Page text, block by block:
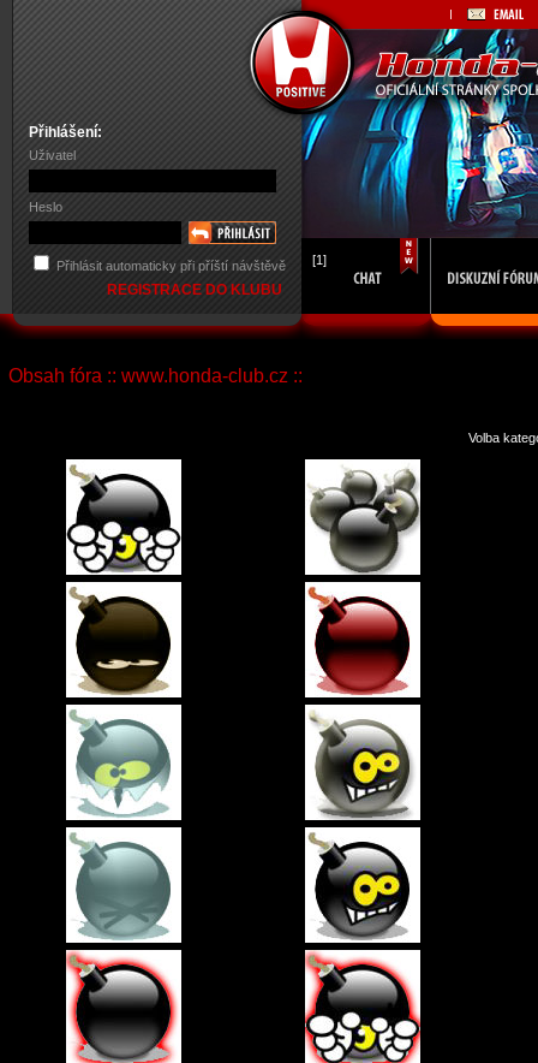
Přihlášení:
Uživatel
Heslo
Přihlásit automaticky při příští návštěvě
REGISTRACE DO KLUBU
[1]
Obsah fóra :: www.honda-club.cz ::
Volba